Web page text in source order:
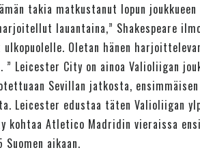
takia matkustanut lopun
lauantaina,” Shakespeare
Oletan hänen
” Leicester City on ainoa Valioliigan
Sevillan jatkosta,
Leicester edustaa täten Valioliigan
kohtaa Atletico Madridin vieraissa
aikaan.